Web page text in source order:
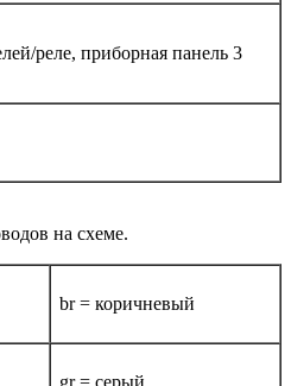
реле, приборная панель 3
на схеме.
br = коричневый
gr = серый